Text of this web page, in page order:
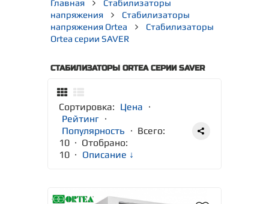
Главная
Стабилизаторы
напряжения
Стабилизаторы
напряжения Ortea
Стабилизаторы
Ortea серии SAVER
СТАБИЛИЗАТОРЫ ORTEA СЕРИИ SAVER
Сортировка: Цена ·
Рейтинг ·
Популярность · Всего:
10 · Отобрано:
10 · Описание ↓